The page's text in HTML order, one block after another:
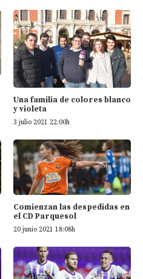
Una familia de colores blanco
y violeta
3 julio 2021 22:00h
Comienzan las despedidas en
el CD Parquesol
20 junio 2021 18:08h